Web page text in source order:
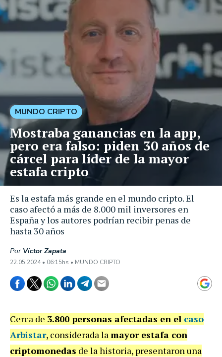
Es la estafa más grande en el mundo cripto. El
caso afectó a más de 8.000 mil inversores en
España y los autores podrían recibir penas de
hasta 30 años
Por Víctor Zapata
22.05.2024 • 06:15hs • MUNDO CRIPTO
MUNDO CRIPTO
Mostraba ganancias en la app,
pero era falso: piden 30 años de
cárcel para líder de la mayor
estafa cripto
Cerca de 3.800 personas afectadas en el caso
Arbistar, considerada lamayor estafa con
criptomonedas de la historia, presentaron una